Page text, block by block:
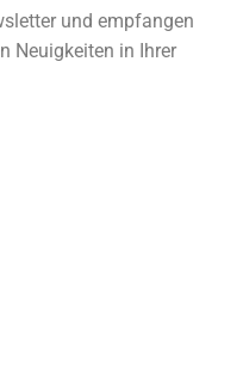
und empfangen
Neuigkeiten in Ihrer